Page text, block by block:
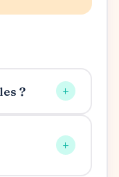
? +
+